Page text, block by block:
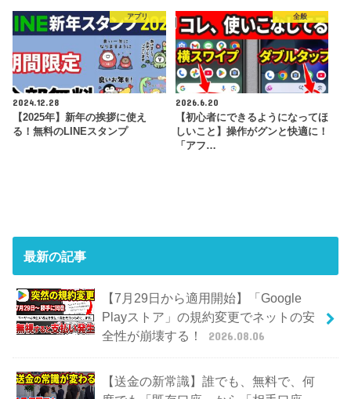
アプリ
2024.12.28
【2025年】新年の挨拶に使え
る！無料のLINEスタンプ
全般
2026.6.20
【初心者にできるようになってほ
しいこと】操作がグンと快適に！
「アフ…
最新の記事
【7月29日から適用開始】「Google
Playストア」の規約変更でネットの安
全性が崩壊する！
2026.08.06
【送金の新常識】誰でも、無料で、何